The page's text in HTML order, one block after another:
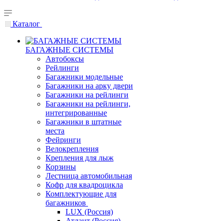
Каталог
БАГАЖНЫЕ СИСТЕМЫ
Автобоксы
Рейлинги
Багажники модельные
Багажники на арку двери
Багажники на рейлинги
Багажники на рейлинги,
интегрированные
Багажники в штатные
места
Фейринги
Велокрепления
Крепления для лыж
Корзины
Лестница автомобильная
Кофр для квадроцикла
Комплектующие для
багажников
LUX (Россия)